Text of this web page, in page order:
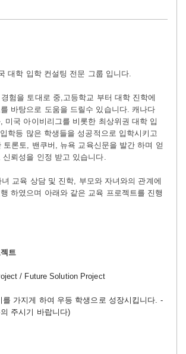
대학 입학 컨설팅 전문 그룹 입니다.
험을 토대로 중,고등학교 부터 대학 진학에
바탕으로 도움을 드릴수 있습니다. 캐나다
미국 아이비리그를 비롯한 최상위권 대학 입
학등 많은 학생들을 성공적으로 입학시키고
토론토, 밴쿠버, 뉴욕 교육신문을 발간 하며 얻
뢰성을 인정 받고 있습니다.
교육 상담 및 진학, 부모와 자녀와의 관계에
하였으며 아래와 같은 교육 프로젝트를 진행
트
/ Future Solution Project
를 가지게 하여 우등 학생으로 성장시킵니다. -
주시기 바랍니다)